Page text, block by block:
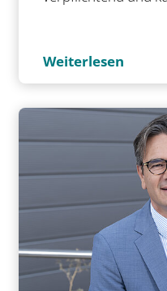
Weiterlesen